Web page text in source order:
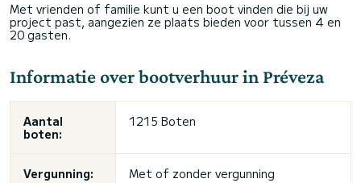
Met vrienden of familie kunt u een boot vinden die bij uw
project past, aangezien ze plaats bieden voor tussen 4 en
20 gasten.
Informatie over bootverhuur in Préveza
Aantal
boten:
1215 Boten
Vergunning: Met of zonder vergunning